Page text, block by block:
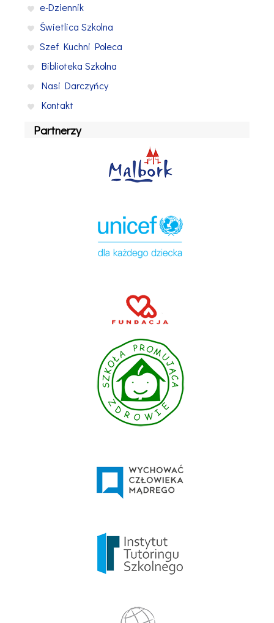
e-Dziennik
Świetlica Szkolna
Szef Kuchni Poleca
Biblioteka Szkolna
Nasi Darczyńcy
Kontakt
Partnerzy